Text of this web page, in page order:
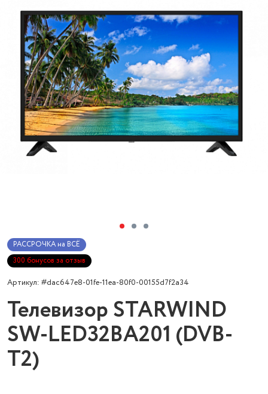
РАССРОЧКА на ВСЁ
300 бонусов за отзыв
Артикул: #dac647e8-01fe-11ea-80f0-00155d7f2a34
Телевизор STARWIND
SW-LED32BA201 (DVB-
T2)